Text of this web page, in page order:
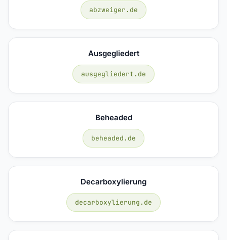
abzweiger.de
Ausgegliedert
ausgegliedert.de
Beheaded
beheaded.de
Decarboxylierung
decarboxylierung.de